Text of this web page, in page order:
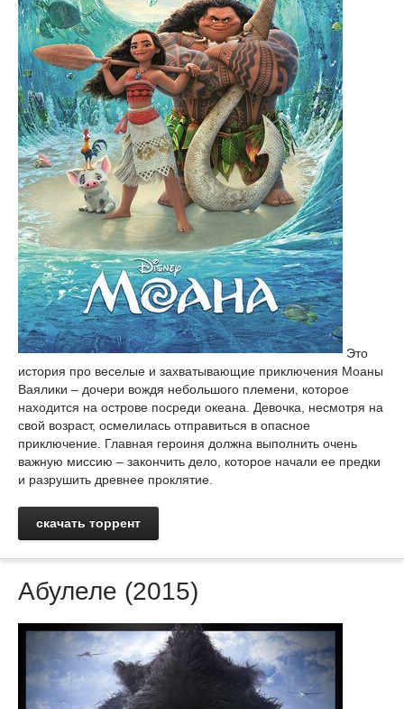
Это
история про веселые и захватывающие приключения Моаны
Ваялики – дочери вождя небольшого племени, которое
находится на острове посреди океана. Девочка, несмотря на
свой возраст, осмелилась отправиться в опасное
приключение. Главная героиня должна выполнить очень
важную миссию – закончить дело, которое начали ее предки
и разрушить древнее проклятие.
скачать торрент
Абулеле (2015)